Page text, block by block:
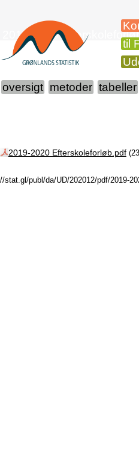
til
2019-2020
oversigt metoder tabeller
2019-2020 Efterskoleforløb.pdf
//stat.gl/publ/da/UD/202012/pdf/2019-